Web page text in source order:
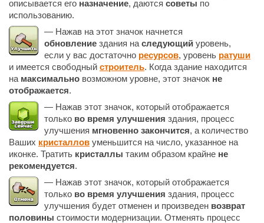
описывается его назначение, даются советы по
использованию.
— Нажав на этот значок начнется
обновление здания на следующий уровень,
если у вас достаточно ресурсов, уровень ратуши
и имеется свободный строитель. Когда здание находится
на максимально возможном уровне, этот значок не
отображается.
— Нажав этот значок, который отображается
только во время улучшения здания, процесс
улучшения мгновенно закончится, а количество
Ваших кристаллов уменьшится на число, указанное на
иконке. Тратить кристаллы таким образом крайне не
рекомендуется.
— Нажав этот значок, который отображается
только во время улучшения здания, процесс
улучшения будет отменен и произведен возврат
половины стоимости модернизации. Отменять процесс